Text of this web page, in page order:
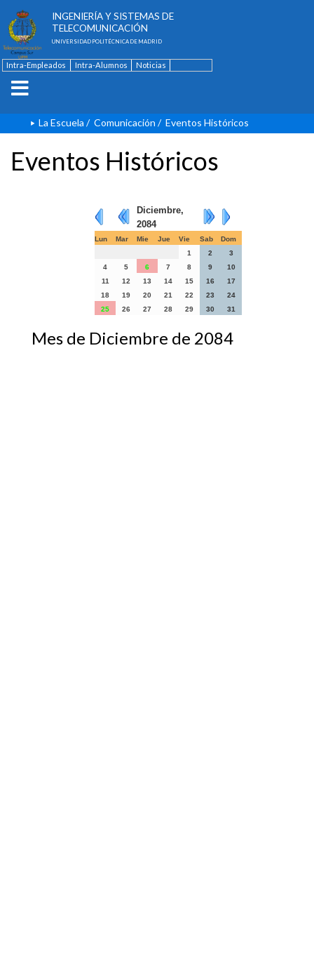
INGENIERÍA Y SISTEMAS DE
TELECOMUNICACIÓN
UNIVERSIDAD POLITÉCNICA DE MADRID
Intra-Empleados Intra-Alumnos
Noticias
La Escuela / Comunicación / Eventos Históricos
Eventos Históricos
Diciembre,
2084
Lun Mar Mie Jue Vie Sab
Dom
1
2
3
4
5 6 7 8 9
10
11
12 13 14 15 16
17
18
19 20 21 22 23
24
25
26 27 28 29 30 31
Mes de Diciembre de 2084